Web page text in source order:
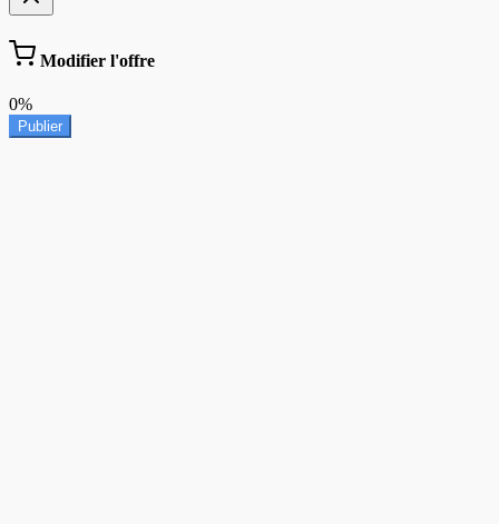
Modifier l'offre
0%
Publier